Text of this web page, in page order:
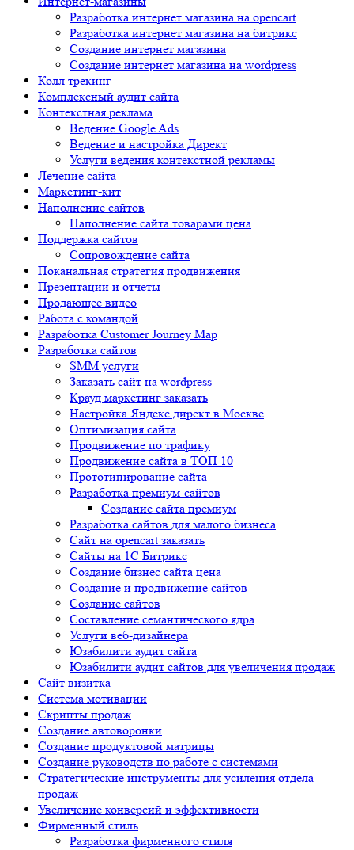
Разработка интернет магазина на opencart
Разработка интернет магазина на битрикс
Создание интернет магазина
Создание интернет магазина на wordpress
Колл трекинг
Комплексный аудит сайта
Контекстная реклама
Ведение Google Ads
Ведение и настройка Директ
Услуги ведения контекстной рекламы
Лечение сайта
Маркетинг-кит
Наполнение сайтов
Наполнение сайта товарами цена
Поддержка сайтов
Сопровождение сайта
Поканальная стратегия продвижения
Презентации и отчеты
Продающее видео
Работа с командой
Разработка Customer Journey Map
Разработка сайтов
SMM услуги
Заказать сайт на wordpress
Крауд маркетинг заказать
Настройка Яндекс директ в Москве
Оптимизация сайта
Продвижение по трафику
Продвижение сайта в ТОП 10
Прототипирование сайта
Разработка премиум-сайтов
Создание сайта премиум
Разработка сайтов для малого бизнеса
Сайт на opencart заказать
Сайты на 1С Битрикс
Создание бизнес сайта цена
Создание и продвижение сайтов
Создание сайтов
Составление семантического ядра
Услуги веб-дизайнера
Юзабилити аудит сайта
Юзабилити аудит сайтов для увеличения продаж
Сайт визитка
Система мотивации
Скрипты продаж
Создание автоворонки
Создание продуктовой матрицы
Создание руководств по работе с системами
Стратегические инструменты для усиления отдела
продаж
Увеличение конверсий и эффективности
Фирменный стиль
Разработка фирменного стиля